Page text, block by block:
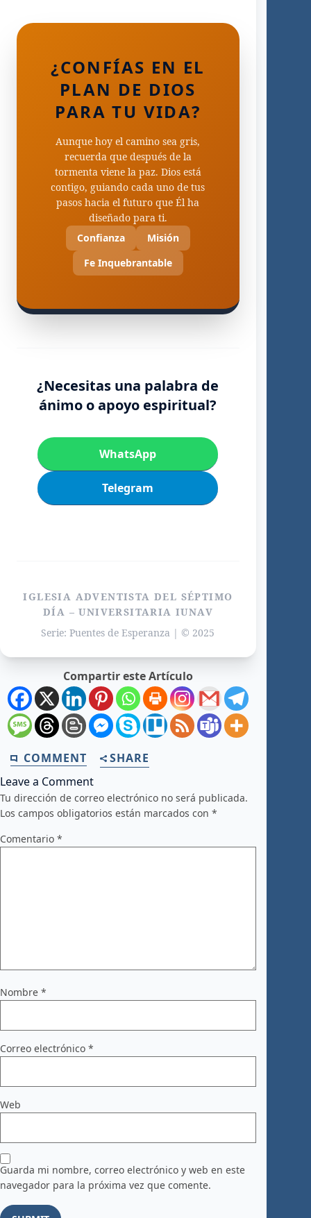
¿CONFÍAS EN EL
PLAN DE DIOS
PARA TU VIDA?
Aunque hoy el camino sea gris,
recuerda que después de la
tormenta viene la paz. Dios está
contigo, guiando cada uno de tus
pasos hacia el futuro que Él ha
diseñado para ti.
Confianza
Misión
Fe Inquebrantable
¿Necesitas una palabra de
ánimo o apoyo espiritual?
WhatsApp
Telegram
IGLESIA ADVENTISTA DEL SÉPTIMO
DÍA – UNIVERSITARIA IUNAV
Serie: Puentes de Esperanza | © 2025
Compartir este Artículo
COMMENT
SHARE
Leave a Comment
Tu dirección de correo electrónico no será publicada.
Los campos obligatorios están marcados con *
Comentario *
Nombre *
Correo electrónico *
Web
Guarda mi nombre, correo electrónico y web en este
navegador para la próxima vez que comente.